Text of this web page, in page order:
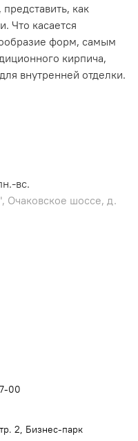
как
Что касается
форм, самым
кирпича,
внутренней отделки.
вс.
Очаковское шоссе, д.
00
2, Бизнес-парк